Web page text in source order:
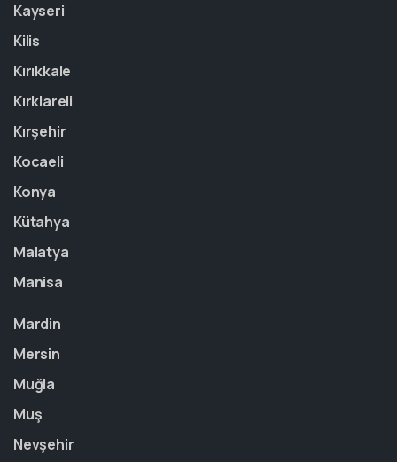
Kayseri
Kilis
Kırıkkale
Kırklareli
Kırşehir
Kocaeli
Konya
Kütahya
Malatya
Manisa
Mardin
Mersin
Muğla
Muş
Nevşehir